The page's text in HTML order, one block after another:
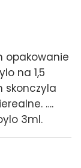
opakowanie
na 1,5
skonczyla
….
3ml.